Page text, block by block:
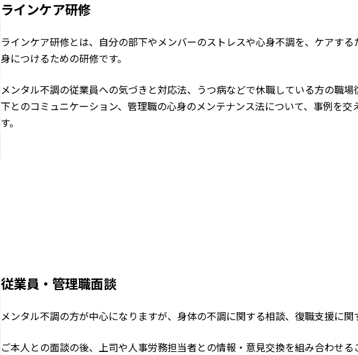
ラインケア研修
ラインケア研修とは、自分の部下やメンバーのストレスや心身不調を、ケアする
身につけるための研修です。
メンタル不調の従業員への気づきと対応法、うつ病などで休職している方の職
下とのコミュニケーション、管理職の心身のメンテナンス法について、事例を交
す。
従業員・管理職面談
メンタル不調の方が中心になりますが、身体の不調に関する相談、復職支援に関
ご本人との面談の後、上司や人事労務担当者との情報・意見交換を組み合わせる